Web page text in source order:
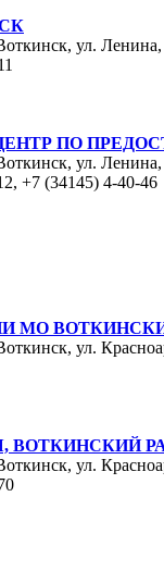
ул.
ПО
ул.
, +7 (34145) 4-40-46
МО
ул.
ВОТКИНСКИЙ
ул.